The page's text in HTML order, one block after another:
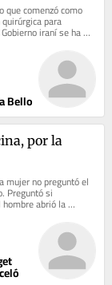
Irán
que comenzó como
para
iraní se ha
pantano de
Bello
por la
mujer no preguntó el
Preguntó si
abrió la